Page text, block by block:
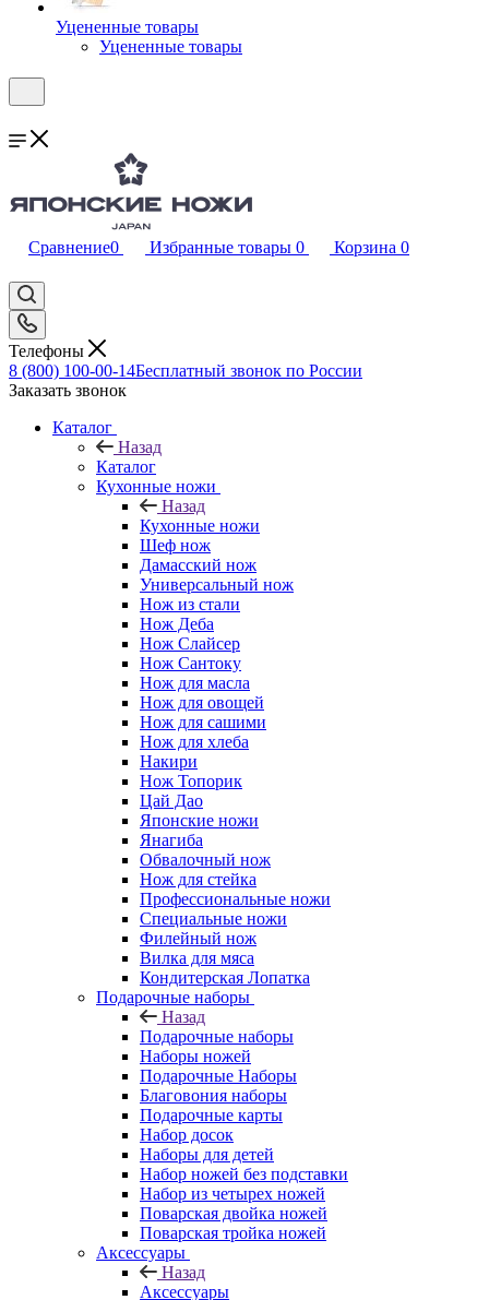
Уцененные товары
Уцененные товары
Сравнение0 Избранные товары 0 Корзина 0
Телефоны
8 (800) 100-00-14Бесплатный звонок по России
Заказать звонок
Каталог
Назад
Каталог
Кухонные ножи
Назад
Кухонные ножи
Шеф нож
Дамасский нож
Универсальный нож
Нож из стали
Нож Деба
Нож Слайсер
Нож Сантоку
Нож для масла
Нож для овощей
Нож для сашими
Нож для хлеба
Накири
Нож Топорик
Цай Дао
Японские ножи
Янагиба
Обвалочный нож
Нож для стейка
Профессиональные ножи
Специальные ножи
Филейный нож
Вилка для мяса
Кондитерская Лопатка
Подарочные наборы
Назад
Подарочные наборы
Наборы ножей
Подарочные Наборы
Благовония наборы
Подарочные карты
Набор досок
Наборы для детей
Набор ножей без подставки
Набор из четырех ножей
Поварская двойка ножей
Поварская тройка ножей
Аксессуары
Назад
Аксессуары